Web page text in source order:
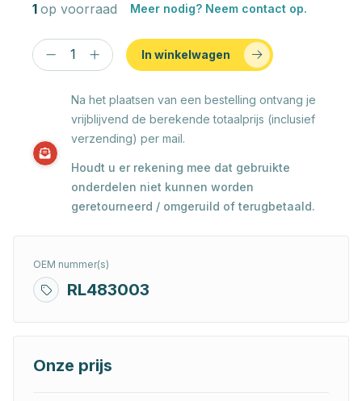
1 op voorraad Meer nodig? Neem contact op.
In winkelwagen
Na het plaatsen van een bestelling ontvang je
vrijblijvend de berekende totaalprijs (inclusief
verzending) per mail.
Houdt u er rekening mee dat gebruikte
onderdelen niet kunnen worden
geretourneerd / omgeruild of terugbetaald.
OEM nummer(s)
RL483003
Onze prijs